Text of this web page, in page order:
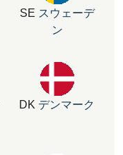
SE スウェーデ
ン
DK デンマーク